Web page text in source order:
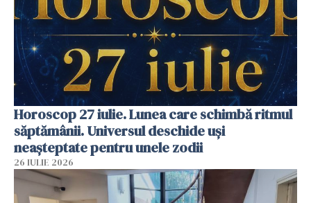
Horoscop 27 iulie. Lunea care schimbă ritmul
săptămânii. Universul deschide uși
neașteptate pentru unele zodii
26 IULIE 2026